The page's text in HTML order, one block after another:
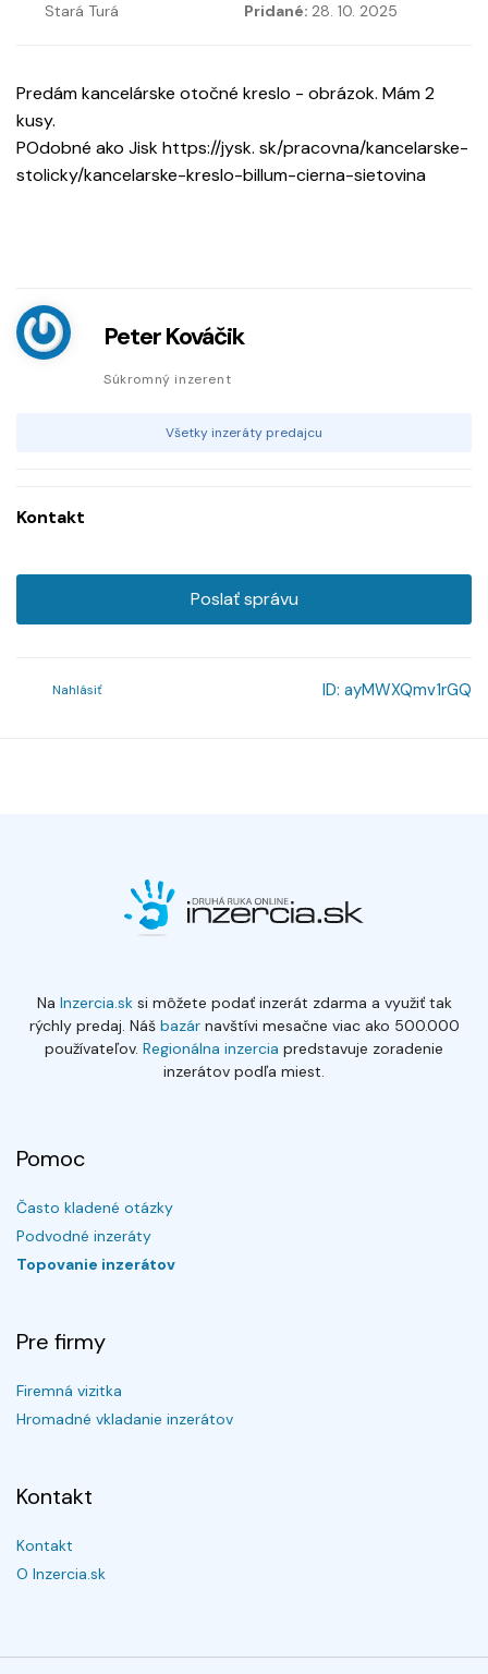
Stará Turá Pridané: 28. 10. 2025
Predám kancelárske otočné kreslo - obrázok. Mám 2
kusy.
POdobné ako Jisk https://jysk. sk/pracovna/kancelarske-
stolicky/kancelarske-kreslo-billum-cierna-sietovina
Peter Kováčik
Súkromný inzerent
Všetky inzeráty predajcu
Kontakt
Poslať správu
Nahlásiť ID: ayMWXQmv1rGQ
Na Inzercia.sksi môžete podať inzerát zdarma a využiť tak
rýchly predaj. Náš bazárnavštívi mesačne viac ako 500.000
používateľov. Regionálna inzercia predstavuje zoradenie
inzerátov podľa miest.
Pomoc
Často kladené otázky
Podvodné inzeráty
Topovanie inzerátov
Pre firmy
Firemná vizitka
Hromadné vkladanie inzerátov
Kontakt
Kontakt
O Inzercia.sk